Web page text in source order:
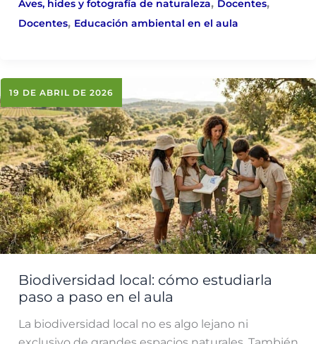
Aves, hides y fotografía de naturaleza Docentes
Docentes, Educación ambiental en el aula
Biodiversidad local: cómo estudiarla
paso a paso en el aula
La biodiversidad local no es algo lejano ni
19 DE ABRIL DE 2026